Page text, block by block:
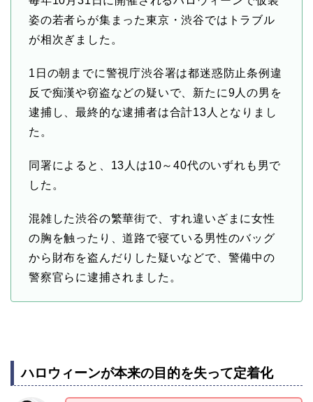
姿の若者らが集まった東京・渋谷ではトラブル
が相次ぎました。
1日の朝までに警視庁渋谷署は都迷惑防止条例違
反で痴漢や窃盗などの疑いで、新たに9人の男を
逮捕し、最終的な逮捕者は合計13人となりまし
た。
同署によると、13人は10～40代のいずれも男で
した。
混雑した渋谷の繁華街で、すれ違いざまに女性
の胸を触ったり、道路で寝ている男性のバッグ
から財布を盗んだりした疑いなどで、警備中の
警察官らに逮捕されました。
ハロウィーンが本来の目的を失って定着化